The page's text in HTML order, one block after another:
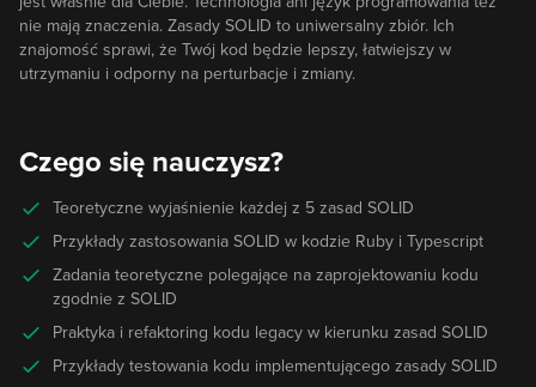
nie mają znaczenia. Zasady SOLID to uniwersalny zbiór. Ich
znajomość sprawi, że Twój kod będzie lepszy, łatwiejszy w
utrzymaniu i odporny na perturbacje i zmiany.
Czego się nauczysz?
Teoretyczne wyjaśnienie każdej z 5 zasad SOLID
Przykłady zastosowania SOLID w kodzie Ruby i Typescript
Zadania teoretyczne polegające na zaprojektowaniu kodu
zgodnie z SOLID
Praktyka i refaktoring kodu legacy w kierunku zasad SOLID
Przykłady testowania kodu implementującego zasady SOLID